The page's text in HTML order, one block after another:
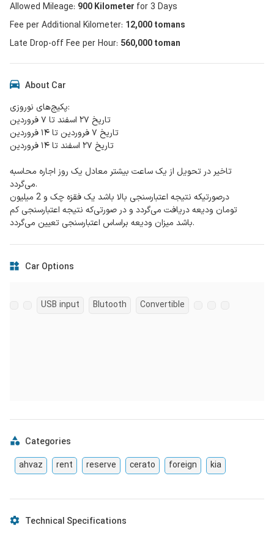
Allowed Mileage: 900Kilometer for3 Days
Fee per Additional Kilometer: 12,000tomans
Late Drop-off Fee per Hour: 560,000 toman
About Car
پکیج‌های نوروزی:
تاریخ ۲۷ اسفند تا ۷ فروردین
تاریخ ۷ فروردین تا ۱۴ فروردین
تاریخ ۲۷ اسفند تا ۱۴ فروردین
تاخیر در تحویل از یک ساعت بیشتر معادل یک روز اجاره محاسبه
می‌گردد.
درصورتیکه نتیجه اعتبارسنجی بالا باشد یک فقزه چک و 2 میلیون
تومان ودیعه دریافت می‌گردد و در صورتی‌که نتیجه اعتبارسنجی کم
باشد میزان ودیعه براساس اعتبارسنجی تعیین می‌‌گردد.
Car Options
USB input Blutooth Convertible
Categories
ahvaz rent reserve cerato foreign kia
Technical Specifications